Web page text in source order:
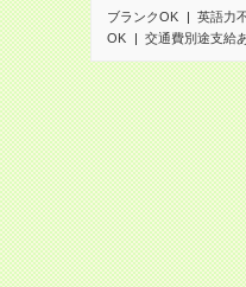
ブランクOK 英語力
OK
交通費別途支給